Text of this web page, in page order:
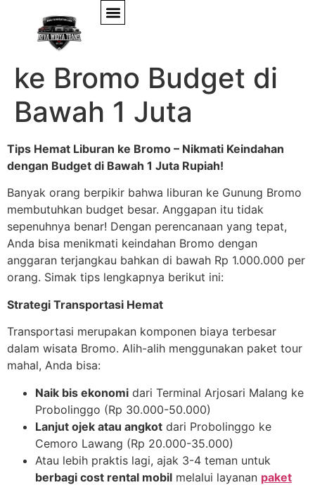
Tips Hemat Liburan
ke Bromo Budget di
Bawah 1 Juta
Tips Hemat Liburan ke Bromo – Nikmati Keindahan
dengan Budget di Bawah 1 Juta Rupiah!
Banyak orang berpikir bahwa liburan ke Gunung Bromo
membutuhkan budget besar. Anggapan itu tidak
sepenuhnya benar! Dengan perencanaan yang tepat,
Anda bisa menikmati keindahan Bromo dengan
anggaran terjangkau bahkan di bawah Rp 1.000.000 per
orang. Simak tips lengkapnya berikut ini:
Strategi Transportasi Hemat
Transportasi merupakan komponen biaya terbesar
dalam wisata Bromo. Alih-alih menggunakan paket tour
mahal, Anda bisa:
Naik bis ekonomi dari Terminal Arjosari Malang ke
Probolinggo (Rp 30.000-50.000)
Lanjut ojek atau angkot dari Probolinggo ke
Cemoro Lawang (Rp 20.000-35.000)
Atau lebih praktis lagi, ajak 3-4 teman untuk
berbagi cost rental mobil melalui layanan paket